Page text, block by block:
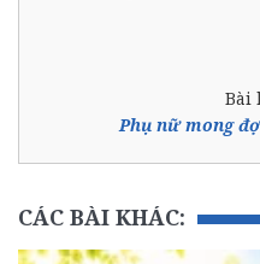
Bài
Phụ nữ mong
CÁC BÀI KHÁC: